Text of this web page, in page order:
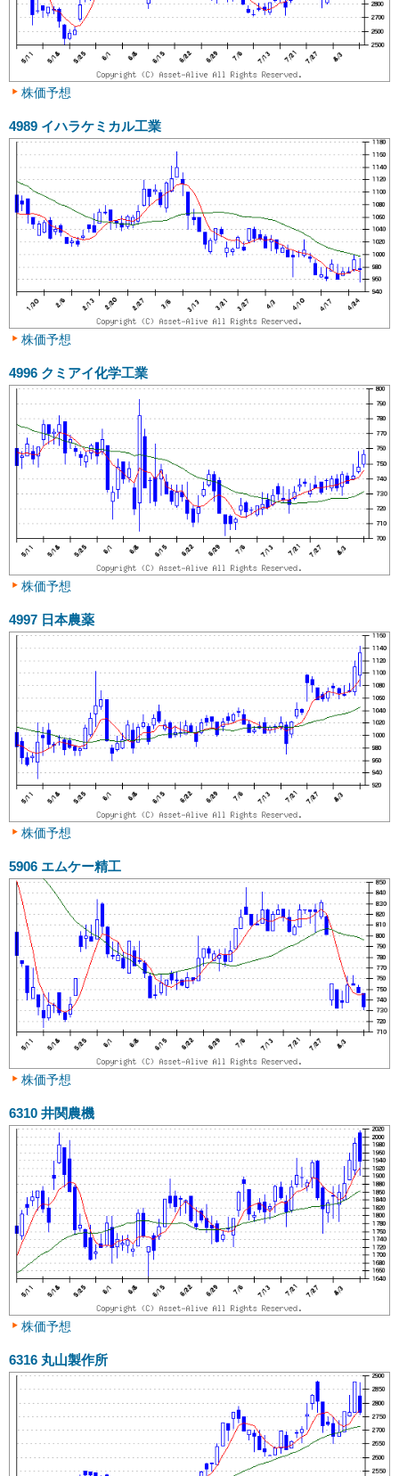
株価予想
4989 イハラケミカル工業
株価予想
4996 クミアイ化学工業
株価予想
4997 日本農薬
株価予想
5906 エムケー精工
株価予想
6310 井関農機
株価予想
6316 丸山製作所